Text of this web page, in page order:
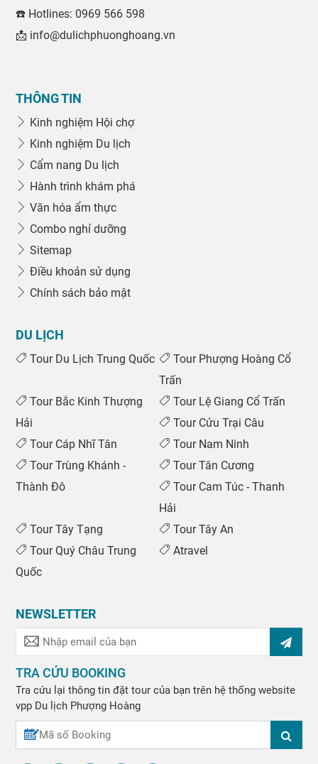
☎️ Hotlines: 0969 566 598
📩 info@dulichphuonghoang.vn
THÔNG TIN
Kinh nghiệm Hội chợ
Kinh nghiệm Du lịch
Cẩm nang Du lịch
Hành trình khám phá
Văn hóa ẩm thực
Combo nghỉ dưỡng
Sitemap
Điều khoản sử dụng
Chính sách bảo mật
DU LỊCH
Tour Du Lịch Trung Quốc
Tour Phượng Hoàng Cổ
Trấn
Tour Bắc Kinh Thượng
Hải
Tour Lệ Giang Cổ Trấn
Tour Cửu Trại Câu
Tour Cáp Nhĩ Tân
Tour Nam Ninh
Tour Trùng Khánh -
Thành Đô
Tour Tân Cương
Tour Cam Túc - Thanh
Hải
Tour Tây Tạng
Tour Tây An
Tour Quý Châu Trung
Quốc
Atravel
NEWSLETTER
TRA CỨU BOOKING
Tra cứu lại thông tin đặt tour của bạn trên hệ thống website
vpp Du lịch Phượng Hoàng